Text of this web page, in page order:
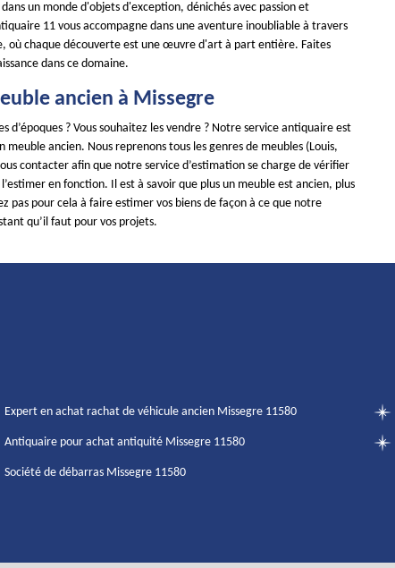
un monde d'objets d'exception, dénichés avec passion et
11 vous accompagne dans une aventure inoubliable à travers
où chaque découverte est une œuvre d'art à part entière. Faites
dans ce domaine.
ancien à Missegre
d’époques ? Vous souhaitez les vendre ? Notre service antiquaire est
meuble ancien. Nous reprenons tous les genres de meubles (Louis,
contacter afin que notre service d’estimation se charge de vérifier
en fonction. Il est à savoir que plus un meuble est ancien, plus
pas pour cela à faire estimer vos biens de façon à ce que notre
qu’il faut pour vos projets.
Expert en achat rachat de véhicule ancien Missegre 11580
Antiquaire pour achat antiquité Missegre 11580
Société de débarras Missegre 11580